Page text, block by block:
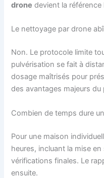
drone devient la référence
Le nettoyage par drone
Non. Le protocole limite
pulvérisation se fait à
dosage maîtrisés pour
des avantages majeurs
Combien de temps dure
Pour une maison
heures, incluant la mise
vérifications finales. Le
ensuite.